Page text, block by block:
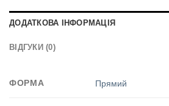
ДОДАТКОВА ІНФОРМАЦІЯ
ВІДГУКИ (0)
ФОРМА Прямий